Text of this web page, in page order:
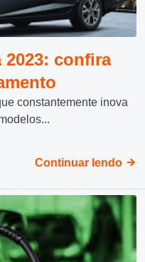
2023: confira
constantemente inova
Continuar lendo